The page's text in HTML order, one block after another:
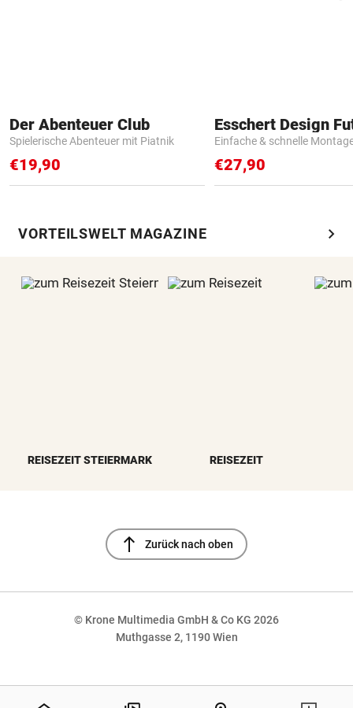
Der Abenteuer Club
Spielerische Abenteuer mit Piatnik
€19,90
Einfache & schnelle
€27,90
VORTEILSWELT MAGAZINE chevron_right
REISEZEIT STEIERMARK REISEZEIT
north Zurück nach oben
© Krone Multimedia GmbH & Co KG 2026
Muthgasse 2, 1190 Wien
NaN%